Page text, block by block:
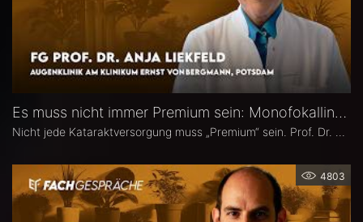
Es muss nicht immer Premium sein: Monofokallinsen – Prof. Dr. Anja Liekfeld
4803